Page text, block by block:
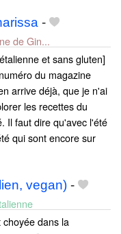
-
de Gin...
et sans gluten]
du magazine
arrive déjà, que je n'ai
les recettes du
Il faut dire qu'avec l'été
qui sont encore sur
vegan) -
choyée dans la